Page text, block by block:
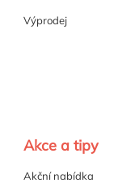
Výprodej
Akce a tipy
Akční nabídka